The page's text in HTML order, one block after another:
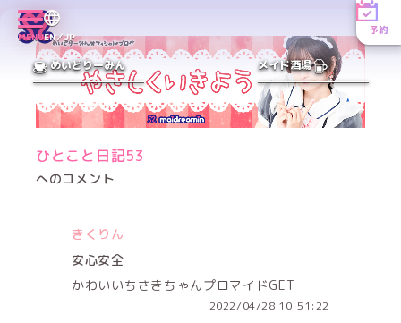
MENUEN／JP
予約
めいどりーみん メイド酒場
ひとこと日記53
へのコメント
きくりん
安心安全
かわいいちさきちゃんプロマイドGET
2022/04/28 10:51:22